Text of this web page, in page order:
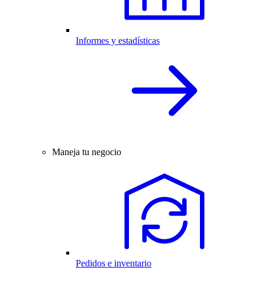
Informes y estadísticas
Maneja tu negocio
Pedidos e inventario